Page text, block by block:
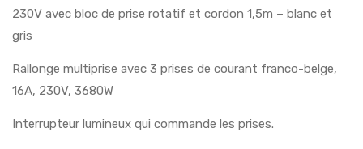
230V avec bloc de prise rotatif et cordon 1,5m – blanc et
gris
Rallonge multiprise avec 3 prises de courant franco-belge,
16A, 230V, 3680W
Interrupteur lumineux qui commande les prises.